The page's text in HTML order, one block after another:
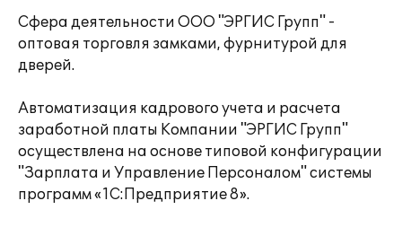
Сфера деятельности ООО "ЭРГИС Групп" -
оптовая торговля замками, фурнитурой для
дверей.
Автоматизация кадрового учета и расчета
заработной платы Компании "ЭРГИС Групп"
осуществлена на основе типовой конфигурации
"Зарплата и Управление Персоналом" системы
программ «1С:Предприятие 8».